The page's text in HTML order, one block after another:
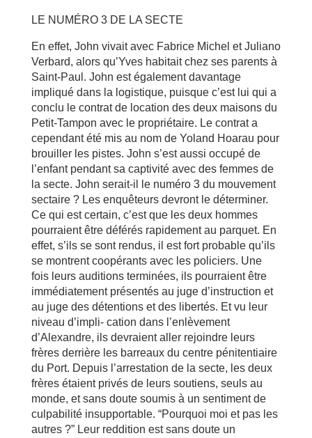
LE NUMÉRO 3 DE LA SECTE
En effet, John vivait avec Fabrice Michel et Juliano
Verbard, alors qu’Yves habitait chez ses parents à
Saint-Paul. John est également davantage
impliqué dans la logistique, puisque c’est lui qui a
conclu le contrat de location des deux maisons du
Petit-Tampon avec le propriétaire. Le contrat a
cependant été mis au nom de Yoland Hoarau pour
brouiller les pistes. John s’est aussi occupé de
l’enfant pendant sa captivité avec des femmes de
la secte. John serait-il le numéro 3 du mouvement
sectaire ? Les enquêteurs devront le déterminer.
Ce qui est certain, c’est que les deux hommes
pourraient être déférés rapidement au parquet. En
effet, s’ils se sont rendus, il est fort probable qu’ils
se montrent coopérants avec les policiers. Une
fois leurs auditions terminées, ils pourraient être
immédiatement présentés au juge d’instruction et
au juge des détentions et des libertés. Et vu leur
niveau d’impli- cation dans l’enlèvement
d’Alexandre, ils devraient aller rejoindre leurs
frères derrière les barreaux du centre pénitentiaire
du Port. Depuis l’arrestation de la secte, les deux
frères étaient privés de leurs soutiens, seuls au
monde, et sans doute soumis à un sentiment de
culpabilité insupportable. “Pourquoi moi et pas les
autres ?” Leur reddition est sans doute un